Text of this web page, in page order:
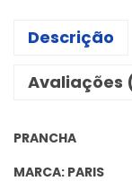
Descrição
Avaliações
PRANCHA
MARCA: PARIS